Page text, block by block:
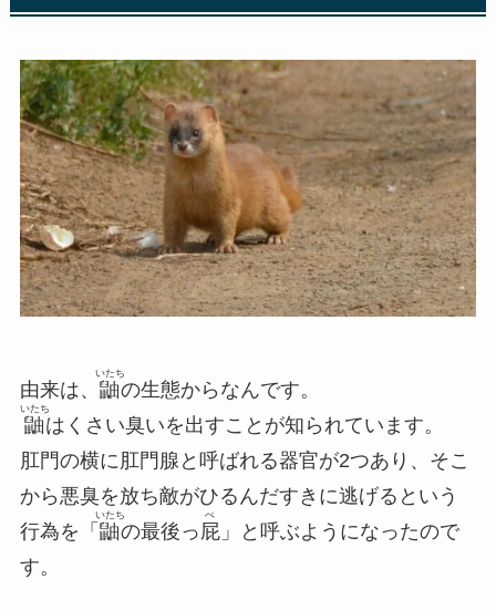
由来は、 鼬
いたち
の生態からなんです。
鼬
いたち
はくさい臭いを出すことが知られています。
肛門の横に肛門腺と呼ばれる器官が2つあり、そこ
から 悪臭を放ち敵がひるんだすきに逃げるという
行為を「 鼬
いたち
の最後っ屁
ぺ
」と呼ぶようになったので
す。